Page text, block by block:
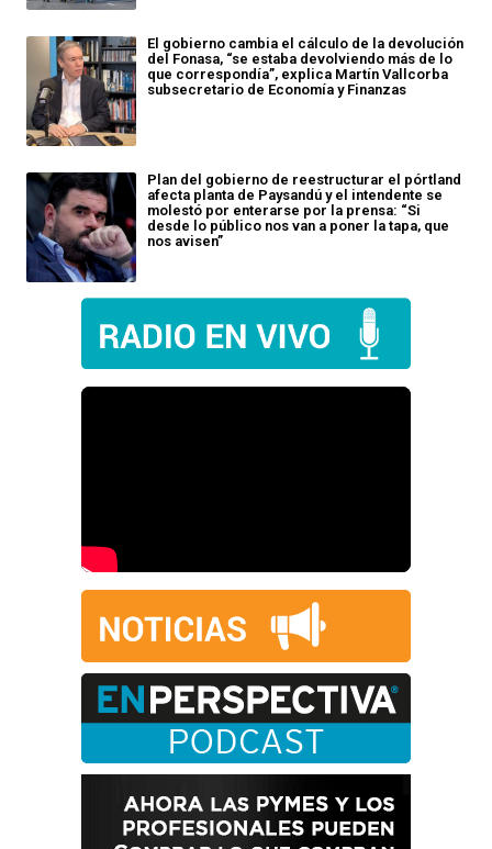
El gobierno cambia el cálculo de la devolución
del Fonasa, “se estaba devolviendo más de lo
que correspondía”, explica Martín Vallcorba
subsecretario de Economía y Finanzas
Plan del gobierno de reestructurar el pórtland
afecta planta de Paysandú y el intendente se
molestó por enterarse por la prensa: “Si
desde lo público nos van a poner la tapa, que
nos avisen”